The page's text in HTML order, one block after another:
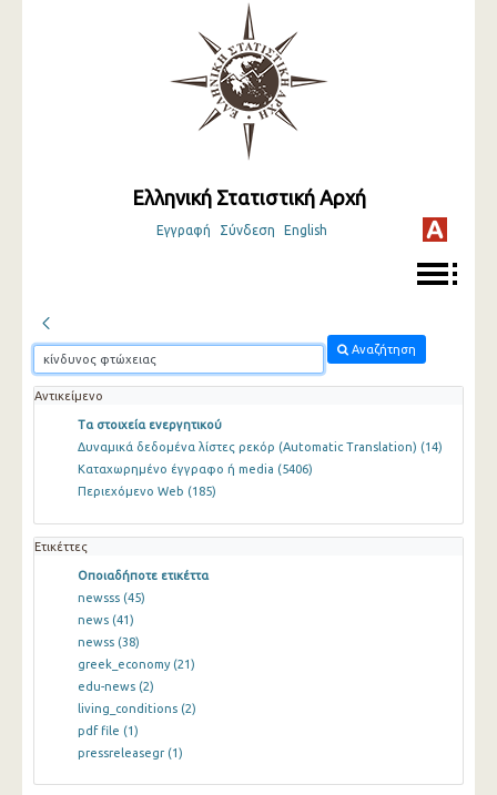
Ελληνική Στατιστική Αρχή
Εγγραφή Σύνδεση English
Αναζήτηση
Αντικείμενο
Τα στοιχεία ενεργητικού
Δυναμικά δεδομένα λίστες ρεκόρ (Automatic Translation) (14)
Καταχωρημένο έγγραφο ή media (5406)
Περιεχόμενο Web (185)
Ετικέττες
Οποιαδήποτε ετικέττα
newsss (45)
news (41)
newss (38)
greek_economy (21)
edu-news (2)
living_conditions (2)
pdf file (1)
pressreleasegr (1)